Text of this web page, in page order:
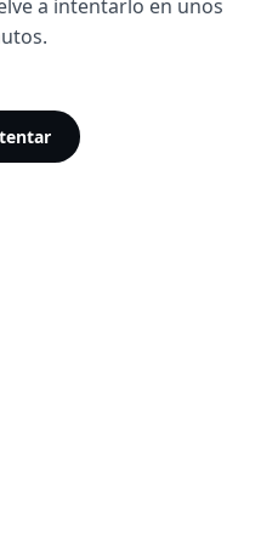
a intentarlo en unos